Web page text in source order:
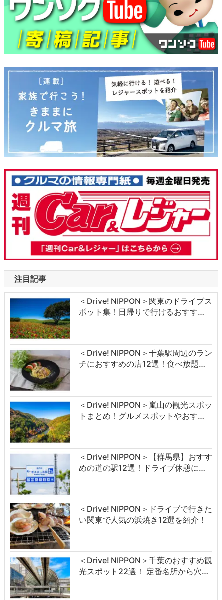
注目記事
＜Drive! NIPPON＞関東のドライブス
ポット集！日帰りで行けるおすす…
＜Drive! NIPPON＞千葉駅周辺のラン
チにおすすめの店12選！食べ放題…
＜Drive! NIPPON＞嵐山の観光スポッ
トまとめ！グルメスポットやおす…
＜Drive! NIPPON＞【群馬県】おすす
めの道の駅12選！ドライブ休憩に…
＜Drive! NIPPON＞ドライブで行きた
い関東で人気の浜焼き12選を紹介！
＜Drive! NIPPON＞千葉のおすすめ観
光スポット22選！ 定番名所から穴…